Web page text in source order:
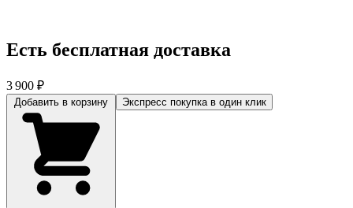
Есть бесплатная доставка
3 900 ₽
Экспресс покупка в один клик